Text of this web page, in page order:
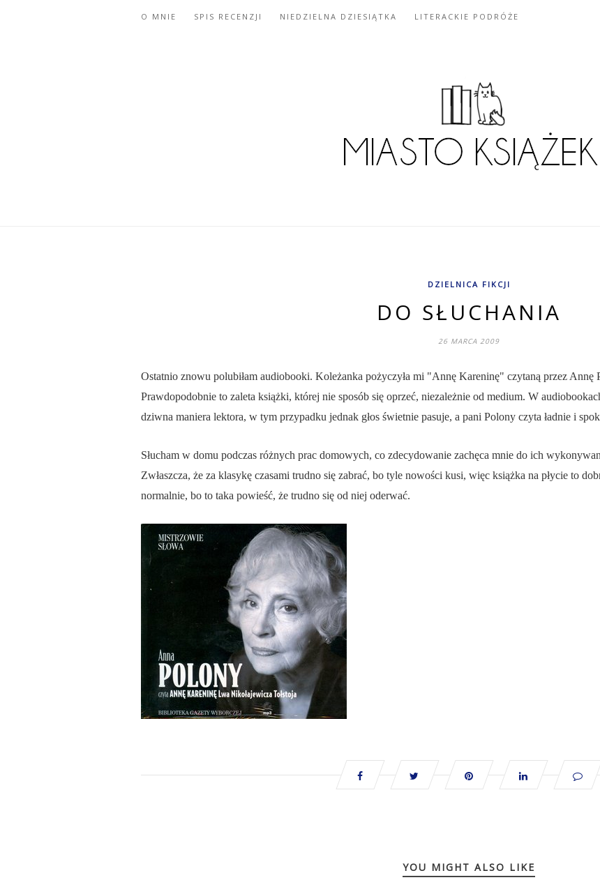
O MNIE SPIS RECENZJI NIEDZIELNA DZIESIĄTKA LITERACKIE PODRÓŻE
DZIELNICA FIKCJI
DO SŁUCHANIA
26 MARCA 2009
Ostatnio znowu polubiłam audiobooki. Koleżanka pożyczyła mi "Annę Kareninę" czytaną przez Annę
Prawdopodobnie to zaleta książki, której nie sposób się oprzeć, niezależnie od medium. W
dziwna maniera lektora, w tym przypadku jednak głos świetnie pasuje, a pani Polony czyta ładnie i
Słucham w domu podczas różnych prac domowych, co zdecydowanie zachęca mnie do ich
Zwłaszcza, że za klasykę czasami trudno się zabrać, bo tyle nowości kusi, więc książka na płycie to
normalnie, bo to taka powieść, że trudno się od niej oderwać.
YOU MIGHT ALSO LIKE